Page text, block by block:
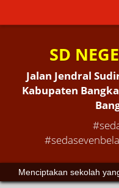
SD
Jalan Jendral
Kabupaten
Menciptakan sekolah